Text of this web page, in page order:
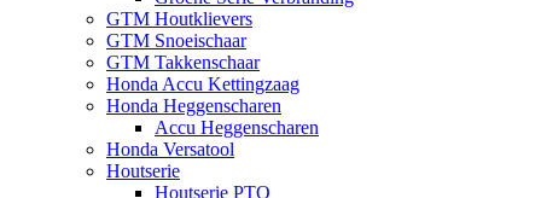
GTM Houtklievers
GTM Snoeischaar
GTM Takkenschaar
Honda Accu Kettingzaag
Honda Heggenscharen
Accu Heggenscharen
Honda Versatool
Houtserie
Houtserie PTO